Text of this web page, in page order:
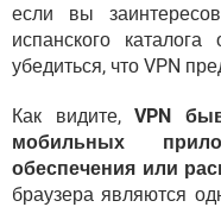
если вы
испанского каталога
убедиться, что VPN
Как видите,VPN
мобильных
обеспечения или
браузера являются